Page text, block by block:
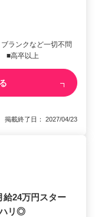
ランクなど一切不問
■高卒以上
載終了日： 2027/04/23
給24万円スター
ハリ◎